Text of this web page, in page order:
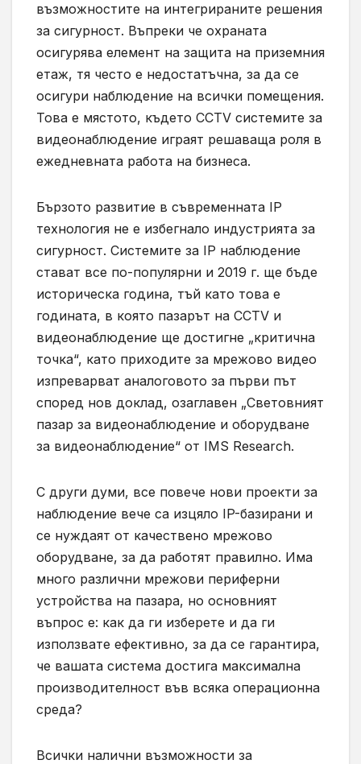
възможностите на интегрираните решения
за сигурност. Въпреки че охраната
осигурява елемент на защита на приземния
етаж, тя често е недостатъчна, за да се
осигури наблюдение на всички помещения.
Това е мястото, където CCTV системите за
видеонаблюдение играят решаваща роля в
ежедневната работа на бизнеса.
Бързото развитие в съвременната IP
технология не е избегнало индустрията за
сигурност. Системите за IP наблюдение
стават все по-популярни и 2019 г. ще бъде
историческа година, тъй като това е
годината, в която пазарът на CCTV и
видеонаблюдение ще достигне „критична
точка“, като приходите за мрежово видео
изпреварват аналогoвото за първи път
според нов доклад, озаглавен „Световният
пазар за видеонаблюдение и оборудване
за видеонаблюдение“ от IMS Research.
С други думи, все повече нови проекти за
наблюдение вече са изцяло IP-базирани и
се нуждаят от качествено мрежово
оборудване, за да работят правилно. Има
много различни мрежови периферни
устройства на пазара, но основният
въпрос е: как да ги изберете и да ги
използвате ефективно, за да се гарантира,
че вашата система достига максимална
производителност във всяка операционна
среда?
Всички налични възможности за